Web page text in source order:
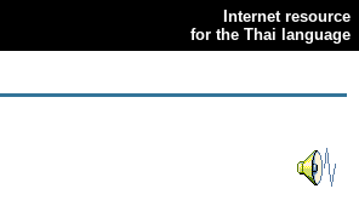
Internet resource
for the Thai language